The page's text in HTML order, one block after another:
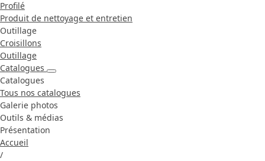
Profilé
Produit de nettoyage et entretien
Outillage
Croisillons
Outillage
Catalogues
Catalogues
Tous nos catalogues
Galerie photos
Outils & médias
Présentation
Accueil
/